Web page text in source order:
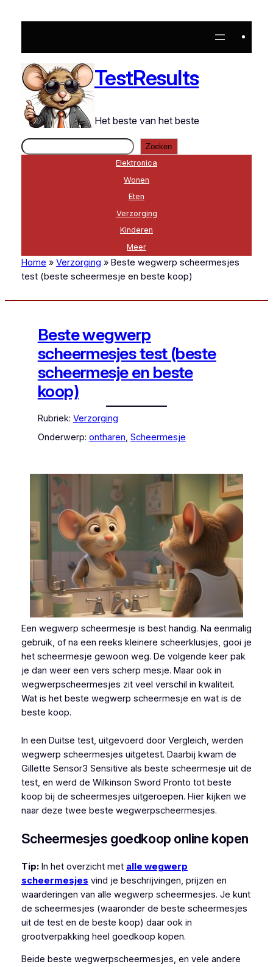
naar
inhoud
TestResults
Het beste van het beste
Zoeken
Zoeken
Elektronica
Wonen
Eten
Verzorging
Kinderen
Meer
Home » Verzorging »Beste wegwerp scheermesjes
test (beste scheermesje en beste koop)
Beste wegwerp
scheermesjes test (beste
scheermesje en beste
koop)
Rubriek: Verzorging
Onderwerp: ontharen, Scheermesje
Een wegwerp scheermesje is best handig. Na eenmalig
gebruik, of na een reeks kleinere scheerklusjes, gooi je
het scheermesje gewoon weg. De volgende keer pak
je dan weer een vers scherp mesje. Maar ook in
wegwerpscheermesjes zit veel verschil in kwaliteit.
Wat is het beste wegwerp scheermesje en wat is de
beste koop.
In een Duitse test, uitgevoerd door Vergleich, werden
wegwerp scheermesjes uitgetest. Daarbij kwam de
Gillette Sensor3 Sensitive als beste scheermesje uit de
test, en werd de Wilkinson Sword Pronto tot beste
koop bij de scheermesjes uitgeroepen. Hier kijken we
naar deze twee beste wegwerpscheermesjes.
Scheermesjes goedkoop online kopen
Tip:In het overzicht met alle wegwerp
scheermesjes vind je beschrijvingen, prijzen en
waarderingen van alle wegwerp scheermesjes. Je kunt
de scheermesjes (waaronder de beste scheermesjes
uit de test en de beste koop) daar ook in
grootverpakking heel goedkoop kopen.
Beide beste wegwerpscheermesjes, en vele andere